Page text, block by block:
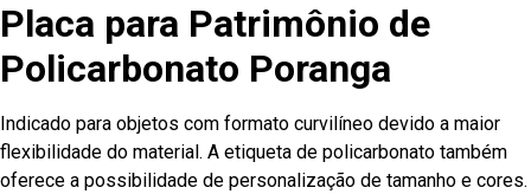
Placa para Patrimônio de
Policarbonato Poranga
Indicado para objetos com formato curvilíneo devido a maior
flexibilidade do material. A etiqueta de policarbonato também
oferece a possibilidade de personalização de tamanho e cores.